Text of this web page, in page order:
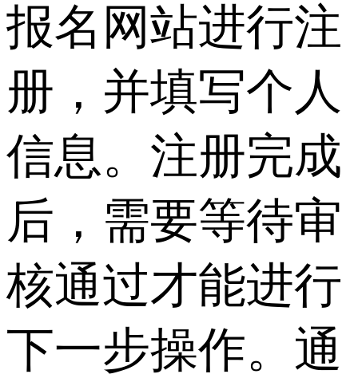
报名网站进行注
册，并填写个人
信息。注册完成
后，需要等待审
核通过才能进行
下一步操作。通